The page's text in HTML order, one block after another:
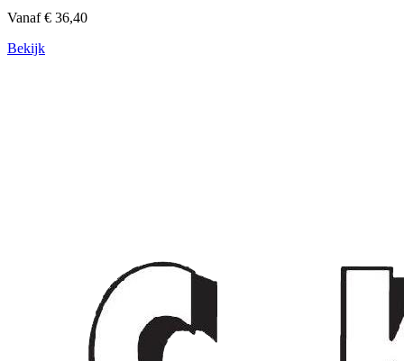
Vanaf € 36,40
Bekijk